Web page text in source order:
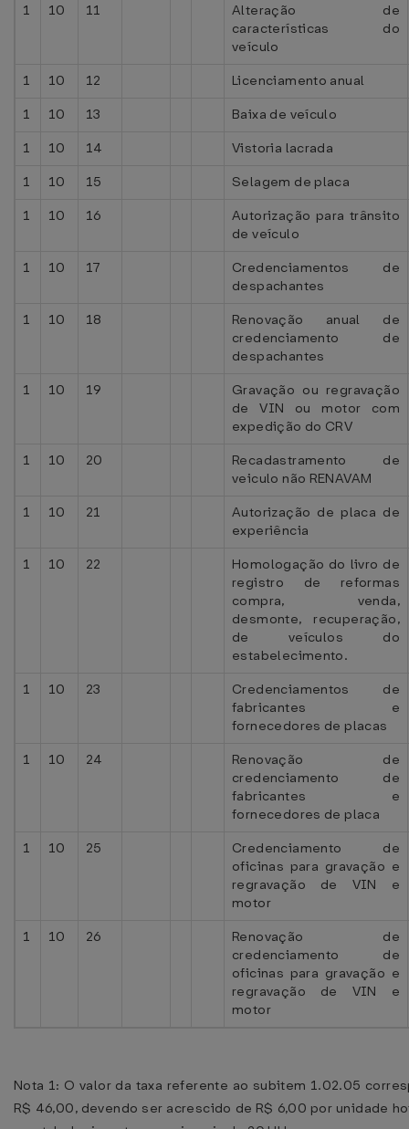
1
10 11
Alteração de
características do
veículo
1
10 12
Licenciamento anual
1
10 13
Baixa de veículo
1
10 14
Vistoria lacrada
1
10 15
Selagem de placa
1
10 16
Autorização para trânsito
de veículo
1
10 17
Credenciamentos de
despachantes
1
10 18
Renovação anual de
credenciamento de
despachantes
1
10 19
Gravação ou regravação
de VIN ou motor com
expedição do CRV
1
10 20
Recadastramento de
veiculo não RENAVAM
1
10 21
Autorização de placa de
experiência
1
10 22
Homologação do livro de
registro de reformas
compra, venda,
desmonte, recuperação,
de veículos do
estabelecimento.
1
10 23
Credenciamentos de
fabricantes e
fornecedores de placas
1
10 24
Renovação de
credenciamento de
fabricantes e
fornecedores de placa
1
10 25
Credenciamento de
oficinas para gravação e
regravação de VIN e
motor
1
10 26
Renovação de
credenciamento de
oficinas para gravação e
regravação de VIN e
motor
Nota 1: O valor da taxa referente ao subitem 1.02.05
R$ 46,00, devendo ser acrescido de R$ 6,00 por unidade